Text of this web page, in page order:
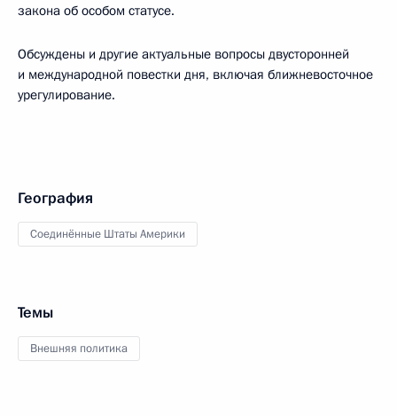
закона об особом статусе.
Обсуждены и другие актуальные вопросы двусторонней
и международной повестки дня, включая ближневосточное
урегулирование.
География
Соединённые Штаты Америки
Темы
Внешняя политика